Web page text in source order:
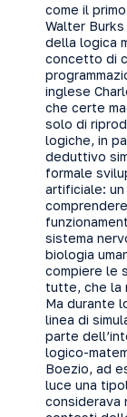
come il
Walter
della logica
concetto di
inglese
che certe
solo di
logiche, in
deduttivo
formale
artificiale:
sistema
biologia
compiere le
tutte, che la
Ma durante
linea di
parte
logico-
Boezio, ad
luce una
considerava